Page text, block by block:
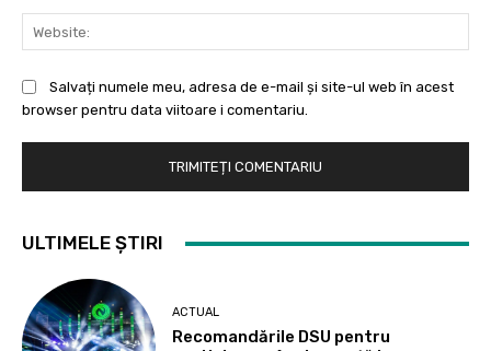
Salvați numele meu, adresa de e-mail și site-ul web în acest
browser pentru data viitoare i comentariu.
ULTIMELE ȘTIRI
ACTUAL
Recomandările DSU pentru